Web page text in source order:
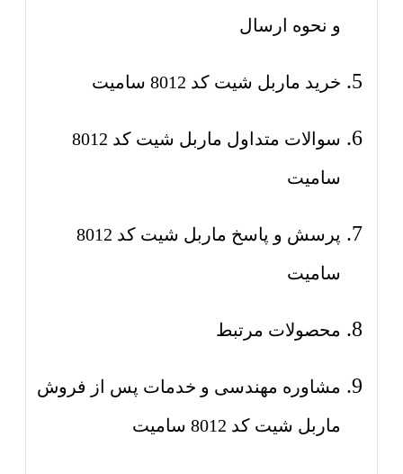
و نحوه ارسال
خرید ماربل شیت کد 8012 سامیت
سوالات متداول ماربل شیت کد 8012
سامیت
پرسش و پاسخ ماربل شیت کد 8012
سامیت
محصولات مرتبط
مشاوره مهندسی و خدمات پس از فروش
ماربل شیت کد 8012 سامیت